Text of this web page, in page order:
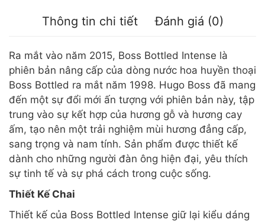
Thông tin chi tiết Đánh giá (0)
Ra mắt vào năm 2015, Boss Bottled Intense là
phiên bản nâng cấp của dòng nước hoa huyền thoại
Boss Bottled ra mắt năm 1998. Hugo Boss đã mang
đến một sự đổi mới ấn tượng với phiên bản này, tập
trung vào sự kết hợp của hương gỗ và hương cay
ấm, tạo nên một trải nghiệm mùi hương đẳng cấp,
sang trọng và nam tính. Sản phẩm được thiết kế
dành cho những người đàn ông hiện đại, yêu thích
sự tinh tế và sự phá cách trong cuộc sống.
Thiết Kế Chai
Thiết kế của Boss Bottled Intense giữ lại kiểu dáng